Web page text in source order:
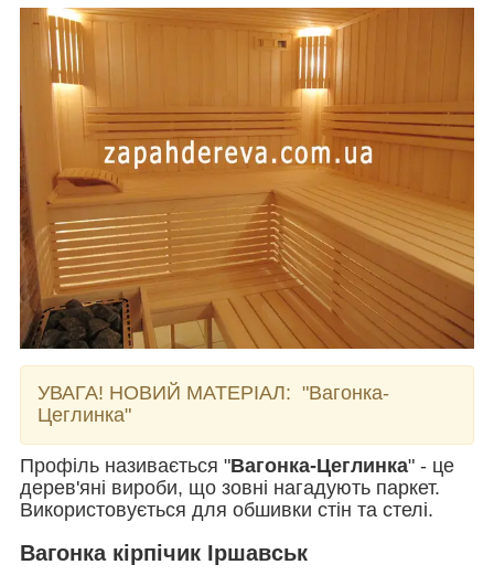
УВАГА! НОВИЙ МАТЕРІАЛ: "Вагонка-
Цеглинка"
Профіль називається "Вагонка-Цеглинка" - це
дерев'яні вироби, що зовні нагадують паркет.
Використовується для обшивки стін та стелі.
Вагонка кірпічик Іршавськ